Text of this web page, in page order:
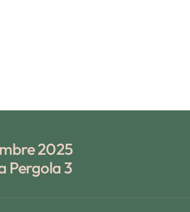
2025
Pergola 3